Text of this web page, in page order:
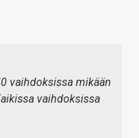
vaihdoksissa mikään
vaihdoksissa